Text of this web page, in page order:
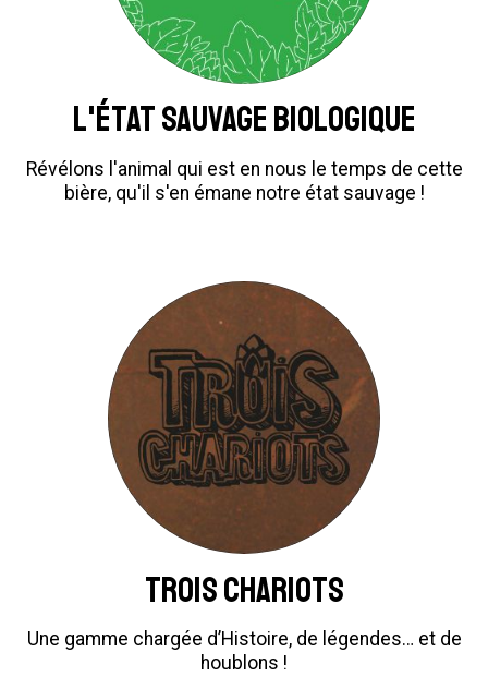
L'État sauvage biologique
Révélons l'animal qui est en nous le temps de cette
bière, qu'il s'en émane notre état sauvage !
Trois Chariots
Une gamme chargée d’Histoire, de légendes… et de
houblons !